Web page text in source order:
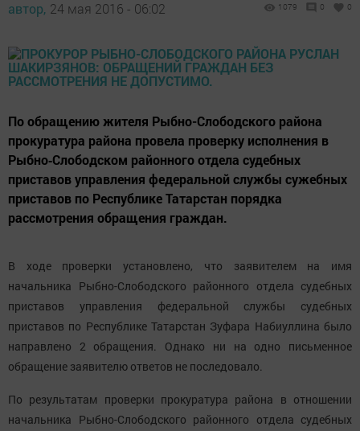
автор, 24 мая 2016 - 06:02 1079 0 0
По обращению жителя Рыбно-Слободского района
прокуратура района провела проверку исполнения в
Рыбно‑Слободском районного отдела судебных
приставов управления федеральной службы сужебных
приставов по Республике Татарстан порядка
рассмотрения обращения граждан.
В ходе проверки установлено, что заявителем на имя
начальника Рыбно-Слободского районного отдела судебных
приставов управления федеральной службы судебных
приставов по Республике Татарстан Зуфара Набиуллина было
направлено 2 обращения. Однако ни на одно письменное
обращение заявителю ответов не последовало.
По результатам проверки прокуратура района в отношении
начальника Рыбно-Слободского районного отдела судебных